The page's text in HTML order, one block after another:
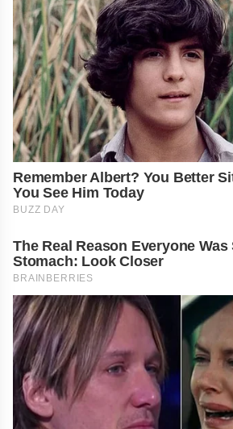
Remember Albert? You Better
You See Him Today
BUZZ DAY
The Real Reason Everyone
Stomach: Look Closer
BRAINBERRIES